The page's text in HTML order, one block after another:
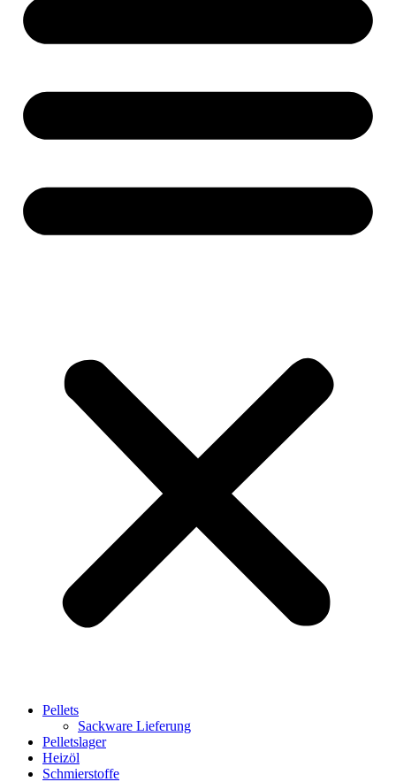
Pellets
Sackware Lieferung
Pelletslager
Heizöl
Schmierstoffe